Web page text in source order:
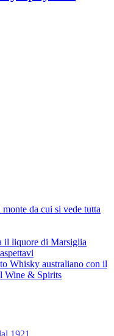
da cui si vede tutta
il liquore di Marsiglia
Whisky australiano con il
Wine & Spirits